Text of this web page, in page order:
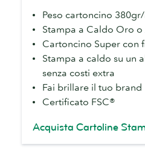
caldoPeso cartoncino
Stampa a Caldo Oro
Cartoncino Super con
Stampa a caldo su un
senza costi extra
Fai brillare il tuo brand
Certificato FSC®
Acquista Cartoline